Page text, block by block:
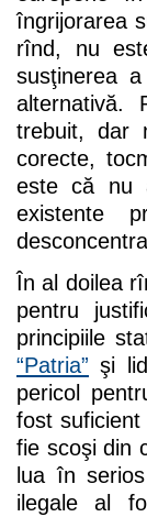
îngrijorarea
rînd, nu
susţinerea
alternativă.
trebuit, dar
corecte,
este că nu
existente
În al doilea
pentru
principiile
“Patria” şi
pericol
fost
fie scoşi din
lua în
ilegale al